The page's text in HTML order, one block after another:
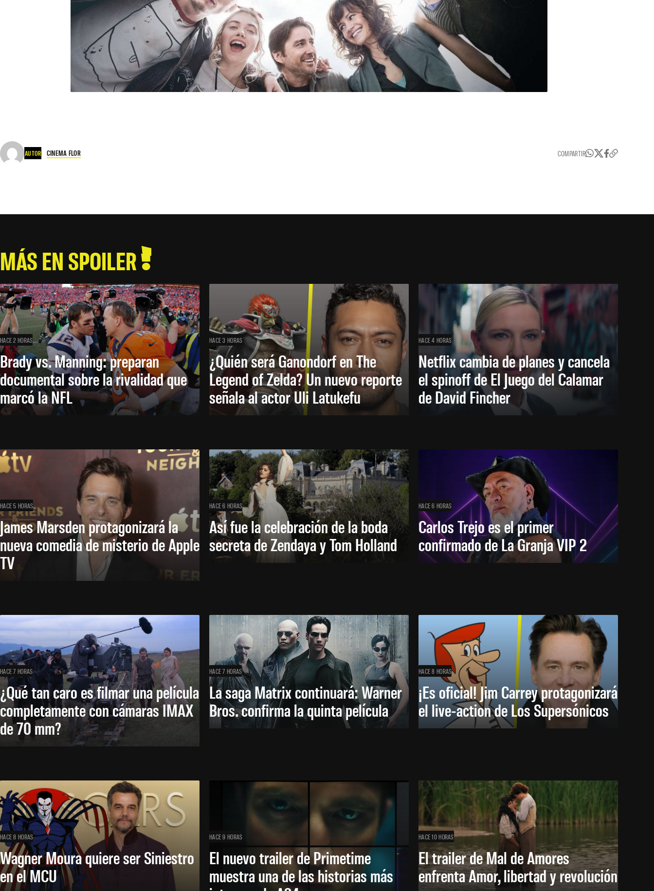
AUTOR CINEMA FLOR COMPARTIR
MÁS EN SPOILER
HACE 2 HORAS
Brady vs. Manning: preparan
documental sobre la rivalidad que
marcó la NFL
HACE 3 HORAS
¿Quién será Ganondorf en The
Legend of Zelda? Un nuevo reporte
señala al actor Uli Latukefu
HACE 4 HORAS
Netflix cambia de planes y cancela
el spinoff de El Juego del Calamar
de David Fincher
HACE 5 HORAS
James Marsden protagonizará la
nueva comedia de misterio de Apple
TV
HACE 6 HORAS
Así fue la celebración de la boda
secreta de Zendaya y Tom Holland
HACE 6 HORAS
Carlos Trejo es el primer
confirmado de La Granja VIP 2
HACE 7 HORAS
¿Qué tan caro es filmar una película
completamente con cámaras IMAX
de 70 mm?
HACE 7 HORAS
La saga Matrix continuará: Warner
Bros. confirma la quinta película
HACE 8 HORAS
¡Es oficial! Jim Carrey protagonizará
el live-action de Los Supersónicos
HACE 8 HORAS
Wagner Moura quiere ser Siniestro
en el MCU
HACE 9 HORAS
El nuevo trailer de Primetime
muestra una de las historias más
HACE 10 HORAS
El trailer de Mal de Amores
enfrenta Amor, libertad y revolución